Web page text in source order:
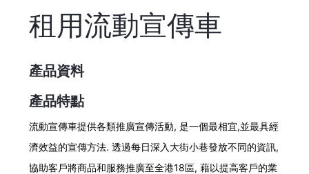
租用流動宣傳車
產品資料
產品特點
流動宣傳車提供各類推廣宣傳活動, 是一個最相宜,並最具經
濟效益的宣傳方法. 透過每日深入大街小巷發放不同的資訊,
協助客戶將商品和服務推廣至全港18區, 藉以提高客戶的業